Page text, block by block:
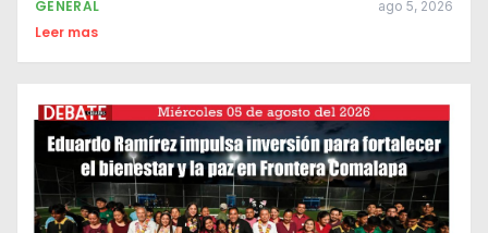
GENERAL ago 5, 2026
Leer mas